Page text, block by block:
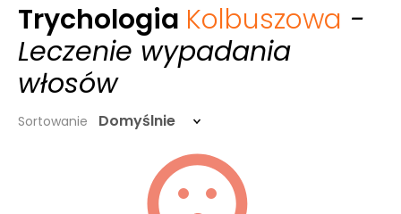
Trychologia Kolbuszowa -
Leczenie wypadania
włosów
Sortowanie Domyślnie